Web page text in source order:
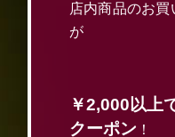
店内商品のお
が
￥2,000以上
クーポン ！